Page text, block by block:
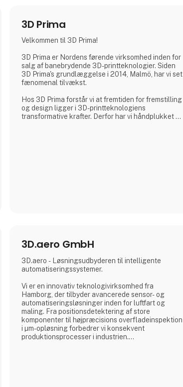
3D Prima
Velkommen til 3D Prima!
3D Prima er Nordens førende virksomhed inden for
salg af banebrydende 3D-printteknologier. Siden
3D Prima's grundlæggelse i 2014, Malmö, har vi set
fænomenal tilvækst.
Hos 3D Prima forstår vi at fremtiden for fremstilling
og design ligger i 3D-printteknologiens
transformative krafter. Derfor har vi håndplukket et
3D.aero GmbH
3D.aero - Løsningsudbyderen til intelligente
automatiseringssystemer.
Vi er en innovativ teknologivirksomhed fra
Hamborg, der tilbyder avancerede sensor- og
automatiseringsløsninger inden for luftfart og
maling. Fra positionsdetektering af store
komponenter til højpræcisions overfladeinspektion
i µm-opløsning forbedrer vi konsekvent
produktionsprocesser i industrien.